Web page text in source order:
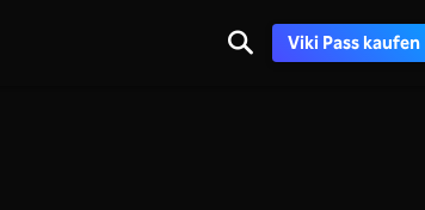
Viki Pass kaufen